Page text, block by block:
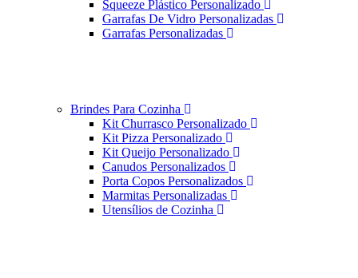
Squeeze Plástico Personalizado
Garrafas De Vidro Personalizadas
Garrafas Personalizadas
Brindes Para Cozinha
Kit Churrasco Personalizado
Kit Pizza Personalizado
Kit Queijo Personalizado
Canudos Personalizados
Porta Copos Personalizados
Marmitas Personalizadas
Utensílios de Cozinha